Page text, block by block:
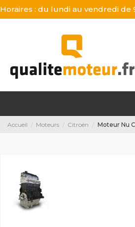
Horaires : du lundi au vendredi de
Accueil Moteurs Citroën Moteur Nu